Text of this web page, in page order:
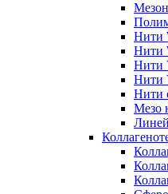
Нити
Нити
Нити
Нити
Нити
Мезо